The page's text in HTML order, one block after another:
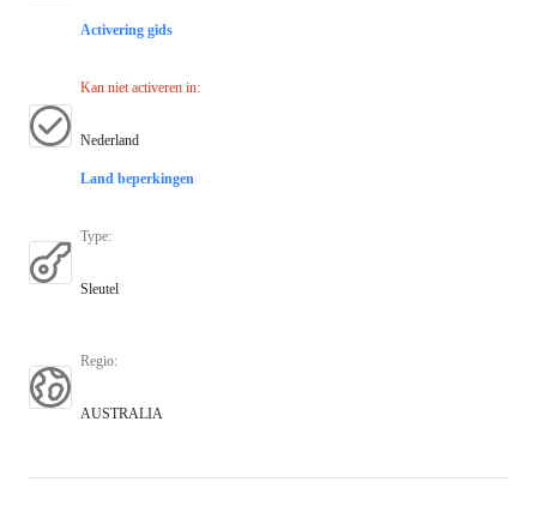
Activering gids
Kan niet activeren in:
Nederland
Land beperkingen
Type:
Sleutel
Regio:
AUSTRALIA